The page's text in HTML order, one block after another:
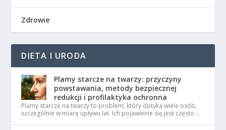
Zdrowie
DIETA I URODA
Plamy starcze na twarzy: przyczyny
powstawania, metody bezpiecznej
redukcji i profilaktyka ochronna
Plamy starcze na twarzy to problem, który dotyka wiele osób,
szczególnie w miarę upływu lat. Ich pojawienie się jest często …